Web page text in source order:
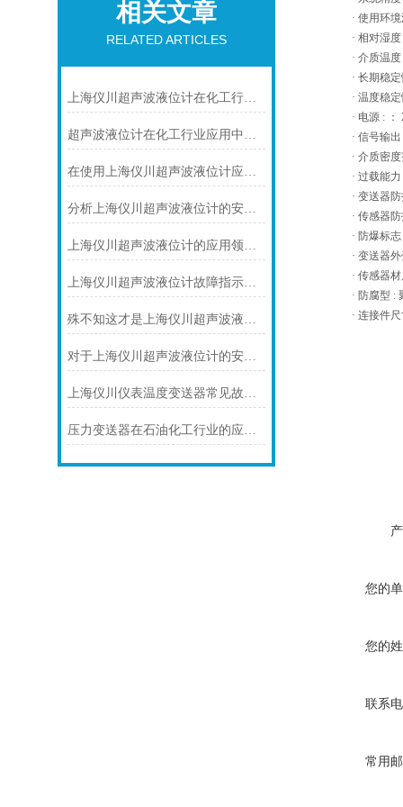
相关文章
RELATED ARTICLES
上海仪川超声波液位计在化工行业中的应用优势
超声波液位计在化工行业应用中碰到的常见问题及解决方案
在使用上海仪川超声波液位计应注间的现场条件
分析上海仪川超声波液位计的安装原理
上海仪川超声波液位计的应用领域与性能特点
上海仪川超声波液位计故障指示灯常亮的解决方案
殊不知这才是上海仪川超声波液位计的四大性能特点
对于上海仪川超声波液位计的安装原理你可知晓！
上海仪川仪表温度变送器常见故障及解决方法
压力变送器在石油化工行业的应用说明
· 使用环
· 相对湿度
· 介质温度
· 长期稳
· 温度稳
· 电源:
· 信号输
· 介质密
· 过载能
· 变送器
· 传感器
· 防爆标
· 变送器
· 传感器
· 防腐型 :
· 连接件尺
您的
您的
联系
常用